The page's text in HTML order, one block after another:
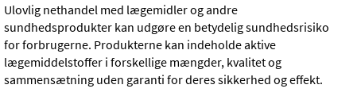
Ulovlig nethandel med lægemidler og andre
sundhedsprodukter kan udgøre en betydelig sundhedsrisiko
for forbrugerne. Produkterne kan indeholde aktive
lægemiddelstoffer i forskellige mængder, kvalitet og
sammensætning uden garanti for deres sikkerhed og effekt.